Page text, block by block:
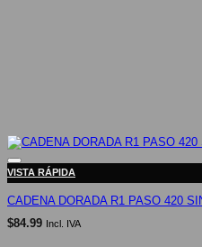
VISTA RÁPIDA
CADENA DORADA R1 PASO 420
$84.99 Incl. IVA